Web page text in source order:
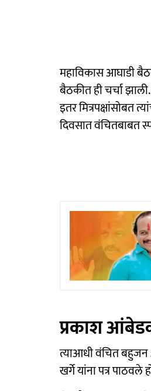
महाविकास आघाडी
बैठकीत ही चर्चा
इतर मित्रपक्षांसोबत
दिवसात वंचितबाबत
प्रकाश
त्याआधी वंचित बहुजन
खर्गे यांना पत्र पाठवले